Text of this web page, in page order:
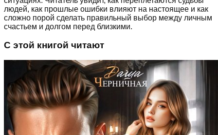
людей, как прошлые ошибки влияют на настоящее и как
сложно порой сделать правильный выбор между личным
счастьем и долгом перед близкими.
С этой книгой читают